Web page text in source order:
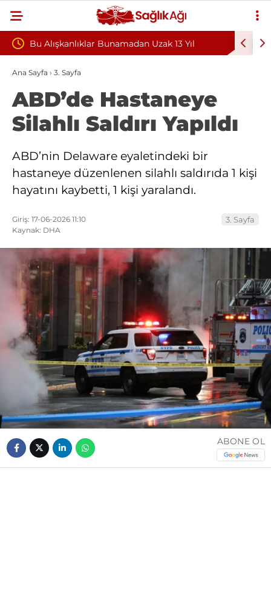
Uzak 13 Yıl Teşvik Ek Ödemede Düzenleme Yolda:
Hastaneleri Genel Müdürü’ne İletti
Ana Sayfa › 3. Sayfa
ABD’de Hastaneye
Silahlı Saldırı Yapıldı
ABD’nin Delaware eyaletindeki bir
hastaneye düzenlenen silahlı saldırıda 1 kişi
hayatını kaybetti, 1 kişi yaralandı.
Giriş: 17-06-2026 11:10
Kaynak: DHA
3. Sayfa
ABONE OL